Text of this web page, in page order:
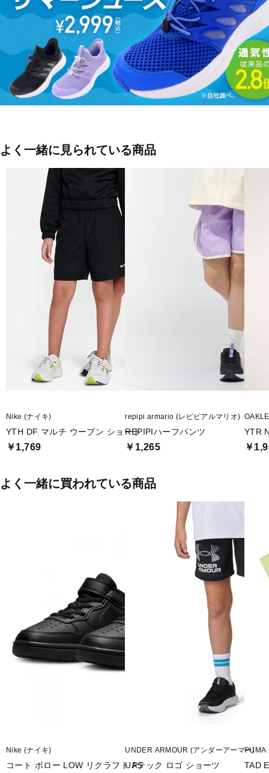
■生産国：カンボジア
■2025 Fall＆Winter モデル
■メーカー型番：1388289
よく一緒に見られている商品
Nike (ナイキ)
YTH DF マルチ ウーブン ショート
￥1,769
repipi armario (レピピアルマリオ)
REPIPIハーフパンツ
￥1,265
YTR
￥
よく一緒に買われている商品
Nike (ナイキ)
コート ボロー LOW リクラフト PS
UNDER ARMOUR (アンダーアーマー)
UAテック ロゴ ショーツ
PUMA
TAD